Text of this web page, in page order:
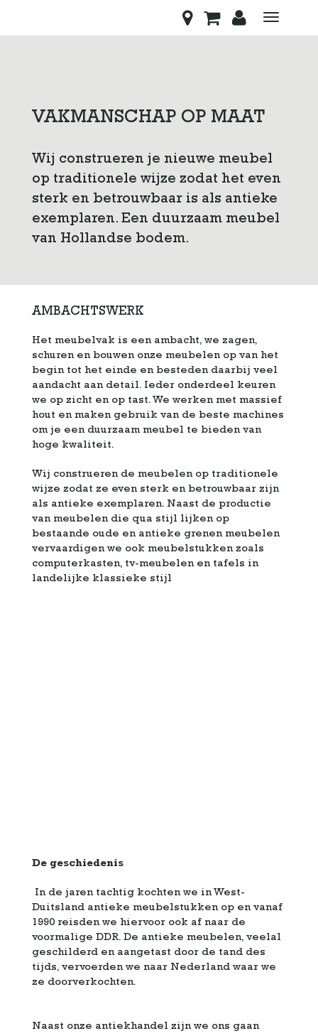
Toggle
VAKMANSCHAP OP MAAT
Wij construeren je nieuwe meubel
op traditionele wijze zodat het even
sterk en betrouwbaar is als antieke
exemplaren. Een duurzaam meubel
van Hollandse bodem.
AMBACHTSWERK
Het meubelvak is een ambacht, we zagen,
schuren en bouwen onze meubelen op van het
begin tot het einde en besteden daarbij veel
aandacht aan detail. Ieder onderdeel keuren
we op zicht en op tast. We werken met massief
hout en maken gebruik van de beste machines
om je een duurzaam meubel te bieden van
hoge kwaliteit.
Wij construeren de meubelen op traditionele
wijze zodat ze even sterk en betrouwbaar zijn
als antieke exemplaren. Naast de productie
van meubelen die qua stijl lijken op
bestaande oude en antieke grenen meubelen
vervaardigen we ook meubelstukken zoals
computerkasten, tv-meubelen en tafels in
landelijke klassieke stijl
De geschiedenis
In de jaren tachtig kochten we in West-
Duitsland antieke meubelstukken op en vanaf
1990 reisden we hiervoor ook af naar de
voormalige DDR. De antieke meubelen, veelal
geschilderd en aangetast door de tand des
tijds, vervoerden we naar Nederland waar we
ze doorverkochten.
Naast onze antiekhandel zijn we ons gaan